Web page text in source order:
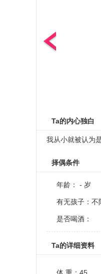
Ta的内心独白
我从小就被认为
择偶条件
年龄： - 岁
有无孩子：不
是否喝酒：
Ta的详细资料